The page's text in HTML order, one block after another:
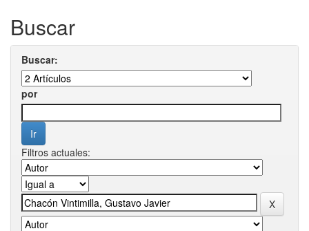
Buscar
Buscar:
por
Filtros actuales: